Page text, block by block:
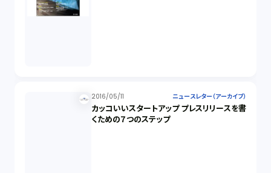
2016/05/11 ニュースレター（アーカイブ）
カッコいいスタートアップ プレスリリースを書
くための７つのステップ